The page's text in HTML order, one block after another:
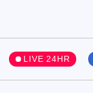
LIVE 24HR